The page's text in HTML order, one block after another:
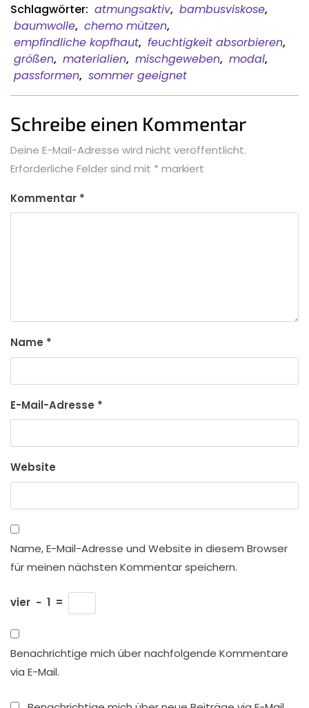
Schlagwörter: atmungsaktiv, bambusviskose,
baumwolle, chemo mützen,
empfindliche kopfhaut, feuchtigkeit absorbieren,
größen, materialien, mischgeweben, modal,
passformen, sommer geeignet
Schreibe einen Kommentar
Deine E-Mail-Adresse wird nicht veröffentlicht.
Erforderliche Felder sind mit * markiert
Kommentar *
Name *
E-Mail-Adresse *
Website
Name, E-Mail-Adresse und Website in diesem Browser
für meinen nächsten Kommentar speichern.
vier − 1 =
Benachrichtige mich über nachfolgende Kommentare
via E-Mail.